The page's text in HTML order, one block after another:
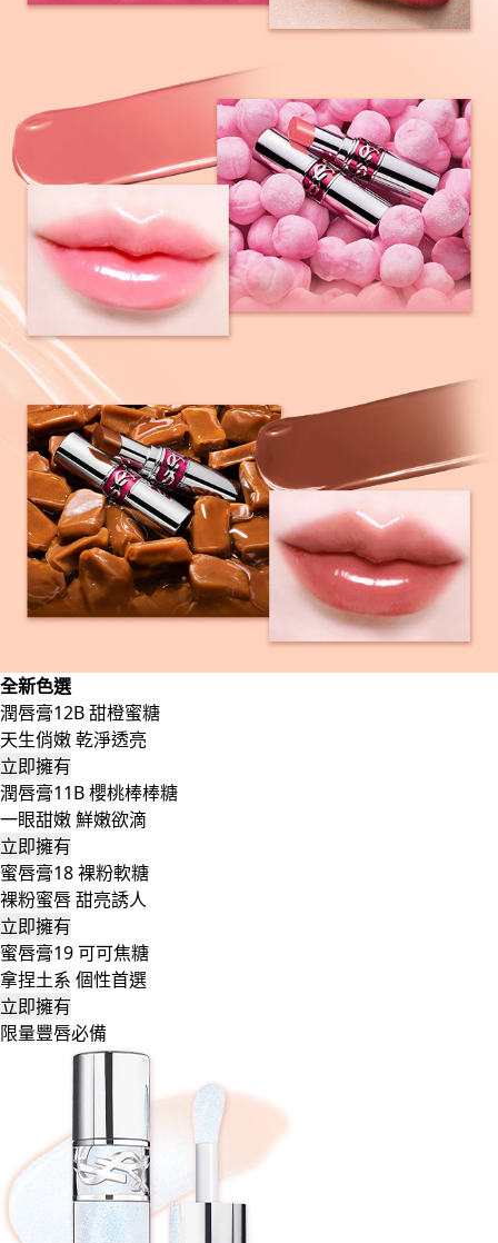
全新色選
潤唇膏12B 甜橙蜜糖
天生俏嫩 乾淨透亮
立即擁有
潤唇膏11B 櫻桃棒棒糖
一眼甜嫩 鮮嫩欲滴
立即擁有
蜜唇膏18 裸粉軟糖
裸粉蜜唇 甜亮誘人
立即擁有
蜜唇膏19 可可焦糖
拿捏土系 個性首選
立即擁有
限量豐唇必備